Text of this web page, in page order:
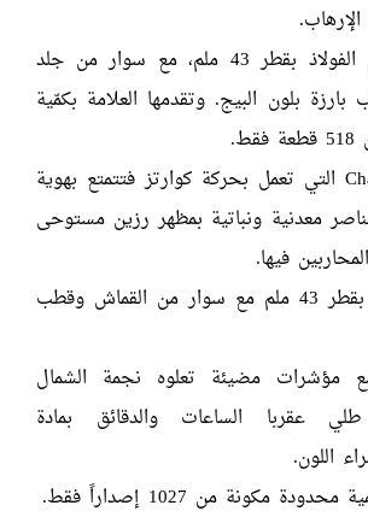
صممت علبتها من الفولاذ بقطر 43 ملم، مع سوار من جلد
بلون البيج. وتقدمها العلامة بكمّية
أما ساعة Chapter II التي تعمل بحركة كوارتز فتتمتع بهوية
معدنية ونباتية بمظهر رزين مستوحى
فيها.
علبتها من الفولاذ بقطر 43 ملم مع سوار من القماش وقطب
مؤشرات مضيئة تعلوه نجمة الشمال
عقربا الساعات والدقائق بمادة
اللون.
مكونة من 1027 إصداراً فقط.